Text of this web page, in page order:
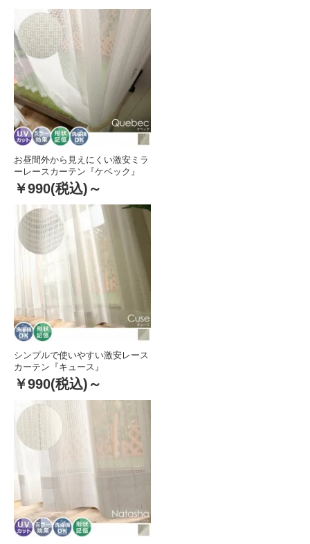
お昼間外から見えにくい激安ミラ
ーレースカーテン『ケベック』
￥990(税込)～
シンプルで使いやすい激安レース
カーテン『キュース』
￥990(税込)～